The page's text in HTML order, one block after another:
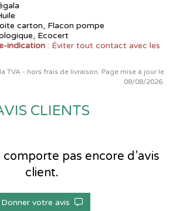
carton, Flacon pompe
Ecocert
indication : Éviter tout contact avec les
TVA - hors frais de livraison. Page mise à jour le
08/08/2026.
CLIENTS
pas encore d’avis
client.
Donner votre avis